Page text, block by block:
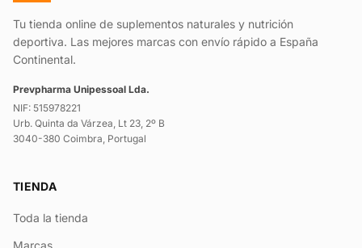
Tu tienda online de suplementos naturales y nutrición
deportiva. Las mejores marcas con envío rápido a España
Continental.
Prevpharma Unipessoal Lda.
NIF: 515978221
Urb. Quinta da Várzea, Lt 23, 2º B
3040-380 Coimbra, Portugal
TIENDA
Toda la tienda
Marcas